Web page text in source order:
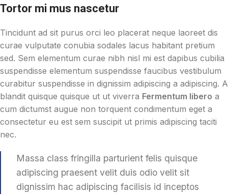
Tortor mi mus nascetur
Tincidunt ad sit purus orci leo placerat neque laoreet dis
curae vulputate conubia sodales lacus habitant pretium
sed. Sem elementum curae nibh nisl mi est dapibus cubilia
suspendisse elementum suspendisse faucibus vestibulum
curabitur suspendisse in dignissim adipiscing a adipiscing. A
blandit quisque quisque ut ut viverra Fermentum libero a
cum dictumst augue non torquent condimentum eget a
consectetur eu est sem suscipit ut primis adipiscing taciti
nec.
Massa class fringilla parturient felis quisque
adipiscing praesent velit duis odio velit sit
dignissim hac adipiscing facilisis id inceptos